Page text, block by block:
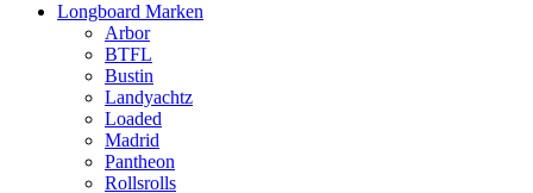
Longboard Marken
Arbor
BTFL
Bustin
Landyachtz
Loaded
Madrid
Pantheon
Rollsrolls